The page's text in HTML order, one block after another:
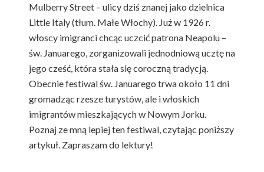
Mulberry Street – ulicy dziś znanej jako dzielnica
Little Italy (tłum. Małe Włochy). Już w 1926 r.
włoscy imigranci chcąc uczcić patrona Neapolu –
św. Januarego, zorganizowali jednodniową ucztę na
jego cześć, która stała się coroczną tradycją.
Obecnie festiwal św. Januarego trwa około 11 dni
gromadząc rzesze turystów, ale i włoskich
imigrantów mieszkających w Nowym Jorku.
Poznaj ze mną lepiej ten festiwal, czytając poniższy
artykuł. Zapraszam do lektury!